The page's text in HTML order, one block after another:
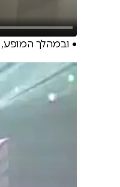
• ובמהלך